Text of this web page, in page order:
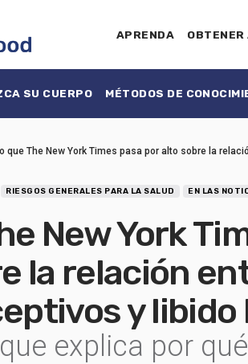
APRENDA OBTENER
SU CUERPO MÉTODOS DE
que The New York Times pasa por alto sobre la
RIESGOS GENERALES PARA LA SALUD EN LAS
New York
la relación
y libido
explica por